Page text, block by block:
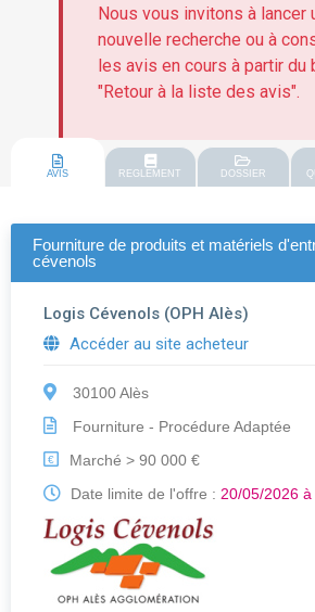
Nous vous invitons à lancer
nouvelle recherche ou à
les avis en cours à partir du
"Retour à la liste des avis".
AVIS REGLEMENT DOSSIER
Fourniture de produits et matériels
cévenols
Logis Cévenols (OPH Alès)
Accéder au site acheteur
30100 Alès
Fourniture - Procédure Adaptée
€
Marché > 90 000 €
Date limite de l'offre : 20/05/2026 à